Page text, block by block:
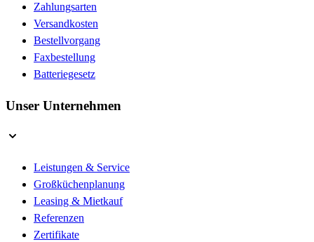
Zahlungsarten
Versandkosten
Bestellvorgang
Faxbestellung
Batteriegesetz
Unser Unternehmen
Leistungen & Service
Großküchenplanung
Leasing & Mietkauf
Referenzen
Zertifikate